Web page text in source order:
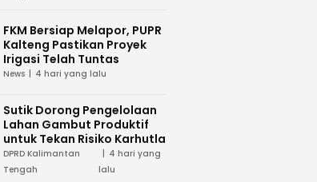
FKM Bersiap Melapor, PUPR
Kalteng Pastikan Proyek
Irigasi Telah Tuntas
News 4 hari yang lalu
Sutik Dorong Pengelolaan
Lahan Gambut Produktif
untuk Tekan Risiko Karhutla
DPRD Kalimantan
Tengah
4 hari yang
lalu